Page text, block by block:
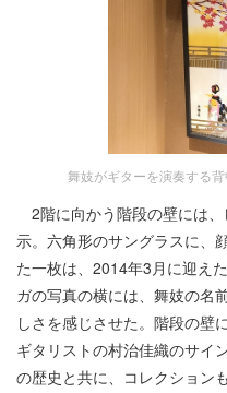
舞妓がギターを演奏する
2階に向かう階段の壁には
示。六角形のサングラスに、
た一枚は、2014年3月に迎え
ガの写真の横には、舞妓の名
しさを感じさせた。階段の壁
ギタリストの村治佳織のサイ
の歴史と共に、コレクション